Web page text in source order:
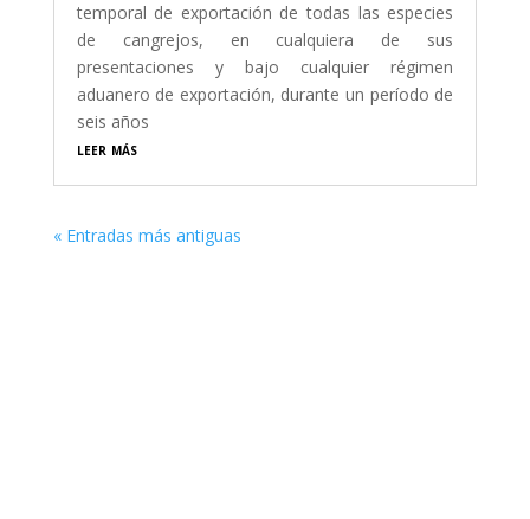
temporal de exportación de todas las especies
de cangrejos, en cualquiera de sus
presentaciones y bajo cualquier régimen
aduanero de exportación, durante un período de
seis años
leer más
« Entradas más antiguas